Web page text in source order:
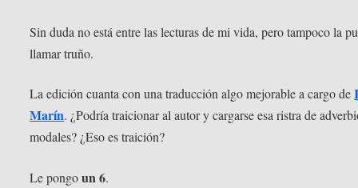
Sin duda no está entre las lecturas de mi vida, pero tampoco la
llamar truño.
La edición cuanta con una traducción algo mejorable a cargo de
Marín. ¿Podría traicionar al autor y cargarse esa ristra de
modales? ¿Eso es traición?
Le pongoun 6.